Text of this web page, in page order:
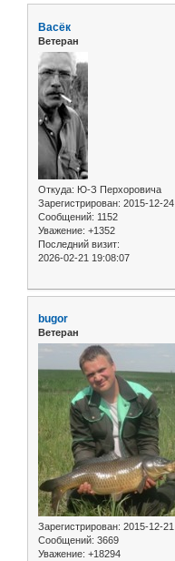
Васёк
Ветеран
Откуда: Ю-З Перхоровича
Зарегистрирован: 2015-12-24
Сообщений: 1152
Уважение: +1352
Последний визит:
2026-02-21 19:08:07
bugor
Ветеран
Зарегистрирован: 2015-12-21
Сообщений: 3669
Уважение: +18294